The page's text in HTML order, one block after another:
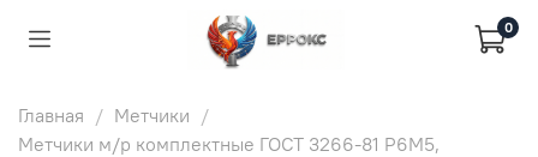
0
Главная
Метчики
Метчики м/р комплектные ГОСТ 3266-81 Р6М5,